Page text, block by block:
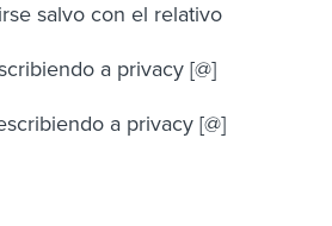
salvo con el relativo
a privacy [@]
a privacy [@]